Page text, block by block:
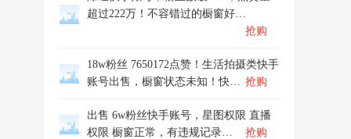
超过222万！不容错过的橱窗好…
抢购
18w粉丝 7650172点赞！生活拍摄类快手
账号出售，橱窗状态未知！快… 抢购
出售 6w粉丝快手账号，星图权限 直播
权限 橱窗正常，有违规记录…
抢购